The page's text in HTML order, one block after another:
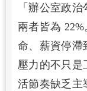
「辦公室政
兩者皆為
命、薪資停滯
壓力的不只是
活節奏缺乏主